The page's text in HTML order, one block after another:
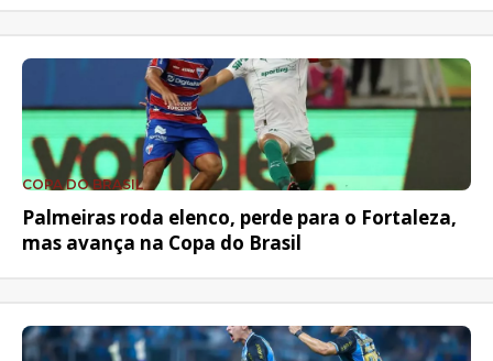
COPA DO BRASIL
Palmeiras roda elenco, perde para o Fortaleza,
mas avança na Copa do Brasil